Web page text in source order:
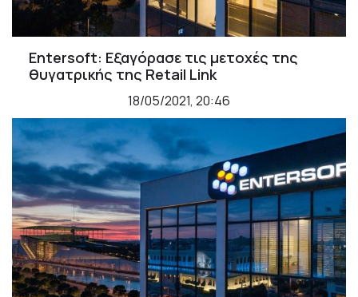
Entersoft: Εξαγόρασε τις μετοχές της
θυγατρικής της Retail Link
18/05/2021, 20:46